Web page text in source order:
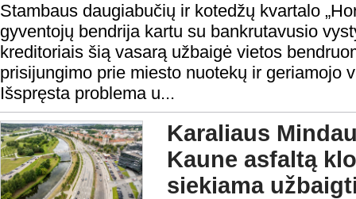
Stambaus daugiabučių ir kotedžų kvartalo
gyventojų bendrija kartu su bankrutavusio
kreditoriais šią vasarą užbaigė vietos
prisijungimo prie miesto nuotekų ir geriamojo
Išspręsta problema u...
Karaliaus
Kaune asfaltą
siekiama